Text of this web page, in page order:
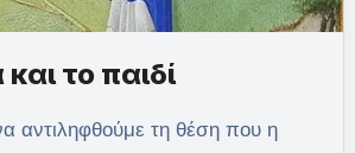
το παιδί